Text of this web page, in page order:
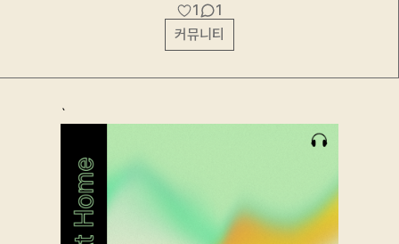
1
1
커뮤니티
`